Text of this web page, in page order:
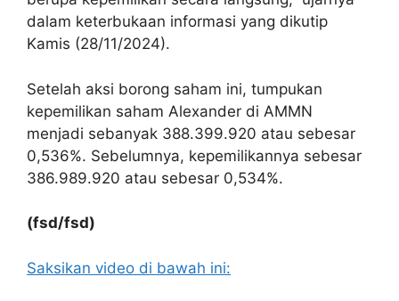
dalam keterbukaan informasi yang dikutip
Kamis (28/11/2024).
Setelah aksi borong saham ini, tumpukan
kepemilikan saham Alexander di AMMN
menjadi sebanyak 388.399.920 atau sebesar
0,536%. Sebelumnya, kepemilikannya sebesar
386.989.920 atau sebesar 0,534%.
(fsd/fsd)
Saksikan video di bawah ini: